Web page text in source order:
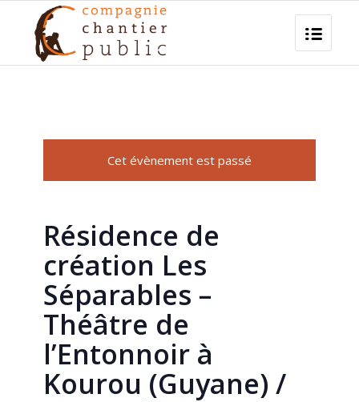
Cet évènement est passé
Résidence de
création Les
Séparables –
Théâtre de
l’Entonnoir à
Kourou (Guyane) /